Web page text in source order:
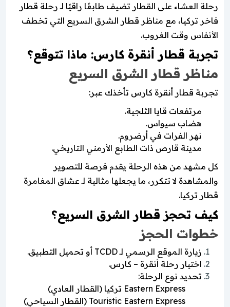
رحلة العشاء على القطار تضيف طابعًا راقيًا لـ رحلة قطار
فاخر تركيا، مع مناظر قطار الشرق السريع التي تخطف
الأنفاس وقت الغروب.
تجربة قطار أنقرة كارس: ماذا تتوقع؟
مناظر قطار الشرق السريع
تجربة قطار أنقرة كارس تأخذك عبر:
مرتفعات قايا الثلجية.
هضاب سيواس.
نهر الفرات في أرضروم.
مدينة قارص ذات الطابع الأرمني التاريخي.
كل مشهد من هذه الرحلة يقدم فرصة للتصوير
والمشاهدة لا تتكرر، ما يجعلها مثالية لـ عشاق المغامرة
قطار تركيا.
كيف تحجز قطار الشرق السريع؟
خطوات الحجز
زيارة الموقع الرسمي لـ TCDD أو تحميل التطبيق.
اختيار رحلة أنقرة – كارس.
تحديد نوع الرحلة:
Eastern Express تركيا (القطار العادي)
Touristic Eastern Express (القطار السياحي)